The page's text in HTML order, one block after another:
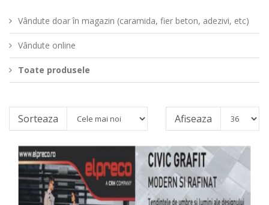
Vândute doar în magazin (caramida, fier beton, adezivi, etc)
Vândute online
Toate produsele
Sorteaza Afiseaza